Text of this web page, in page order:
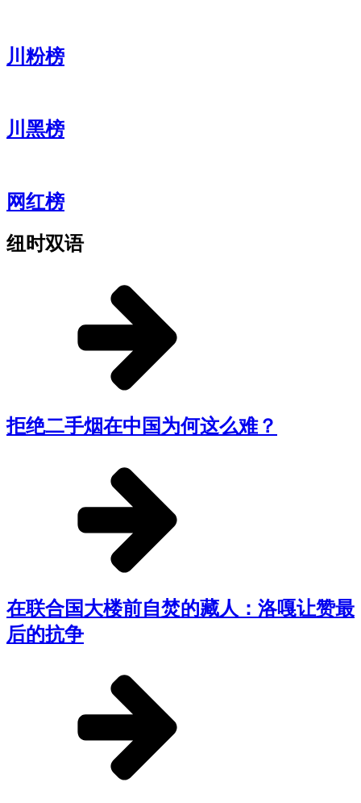
川粉榜
川黑榜
网红榜
纽时双语
拒绝二手烟在中国为何这么难？
在联合国大楼前自焚的藏人：洛嘎让赞最
后的抗争